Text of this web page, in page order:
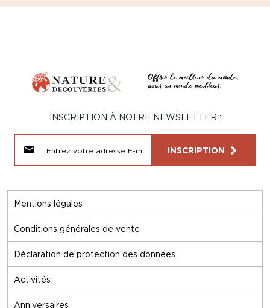
Mentions légales
Conditions générales de vente
Déclaration de protection des données
Activités
Anniversaires
INSCRIPTION À NOTRE NEWSLETTER :
INSCRIPTION